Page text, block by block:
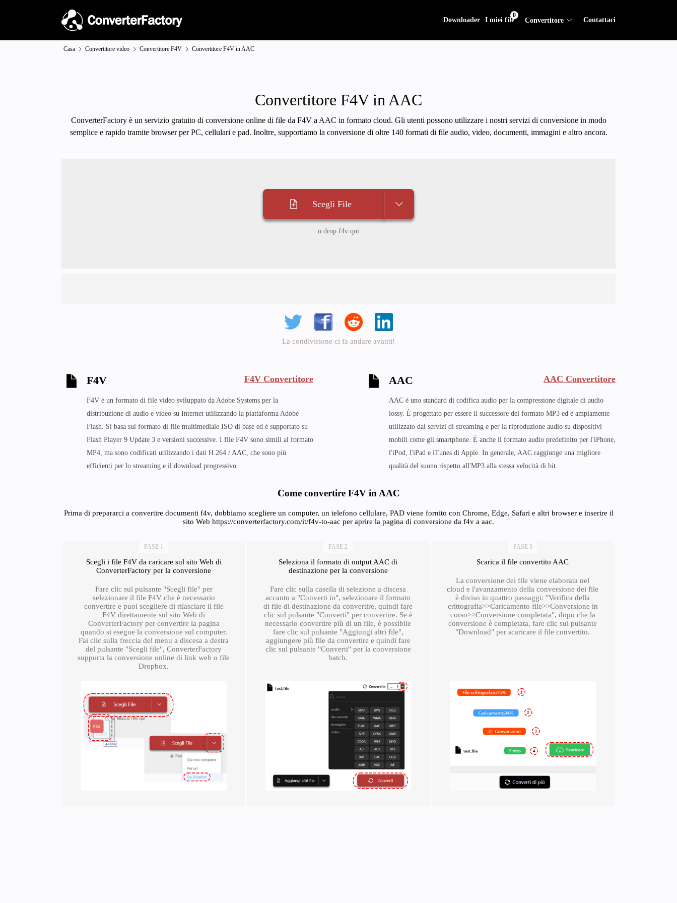
Downloader I miei file
0
Convertitore Contattaci
Casa Convertitore video Convertitore F4V Convertitore F4V in AAC
Convertitore F4V in AAC
ConverterFactory è un servizio gratuito di conversione online di file da F4V a AAC in formato cloud. Gli utenti possono utilizzare i nostri servizi di conversione in modo
semplice e rapido tramite browser per PC, cellulari e pad. Inoltre, supportiamo la conversione di oltre 140 formati di file audio, video, documenti, immagini e altro ancora.
Scegli File
o drop f4v qui
La condivisione ci fa andare avanti!
F4V F4V Convertitore
F4V è un formato di file video sviluppato da Adobe Systems per la
distribuzione di audio e video su Internet utilizzando la piattaforma Adobe
Flash. Si basa sul formato di file multimediale ISO di base ed è supportato su
Flash Player 9 Update 3 e versioni successive. I file F4V sono simili al formato
MP4, ma sono codificati utilizzando i dati H.264 / AAC, che sono più
efficienti per lo streaming e il download progressivo.
AAC AAC Convertitore
AAC è uno standard di codifica audio per la compressione digitale di audio
lossy. È progettato per essere il successore del formato MP3 ed è ampiamente
utilizzato dai servizi di streaming e per la riproduzione audio su dispositivi
mobili come gli smartphone. È anche il formato audio predefinito per l'iPhone,
l'iPod, l'iPad e iTunes di Apple. In generale, AAC raggiunge una migliore
qualità del suono rispetto all'MP3 alla stessa velocità di bit.
Come convertire F4V in AAC
Prima di prepararci a convertire documenti f4v, dobbiamo scegliere un computer, un telefono cellulare, PAD viene fornito con Chrome, Edge, Safari e altri browser e inserire il
sito Web https://converterfactory.com/it/f4v-to-aac per aprire la pagina di conversione da f4v a aac.
FASE 1
Scegli i file F4V da caricare sul sito Web di
ConverterFactory per la conversione
Fare clic sul pulsante "Scegli file" per
selezionare il file F4V che è necessario
convertire e puoi scegliere di rilasciare il file
F4V direttamente sul sito Web di
ConverterFactory per convertire la pagina
quando si esegue la conversione sul computer.
Fai clic sulla freccia del menu a discesa a destra
del pulsante "Scegli file", ConverterFactory
supporta la conversione online di link web o file
Dropbox.
FASE 2
Seleziona il formato di output AAC di
destinazione per la conversione
Fare clic sulla casella di selezione a discesa
accanto a "Converti in", selezionare il formato
di file di destinazione da convertire, quindi fare
clic sul pulsante "Converti" per convertire. Se è
necessario convertire più di un file, è possibile
fare clic sul pulsante "Aggiungi altri file",
aggiungere più file da convertire e quindi fare
clic sul pulsante "Converti" per la conversione
batch.
FASE 3
Scarica il file convertito AAC
La conversione dei file viene elaborata nel
cloud e l'avanzamento della conversione dei file
è diviso in quattro passaggi: "Verifica della
crittografia>>Caricamento file>>Conversione in
corso>>Conversione completata", dopo che la
conversione è completata, fare clic sul pulsante
"Download" per scaricare il file convertito.